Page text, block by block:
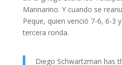
Mannarino. Y cuando se
Peque, quien venció 7-6, 6-3
tercera ronda.
Diego Schwartzman has